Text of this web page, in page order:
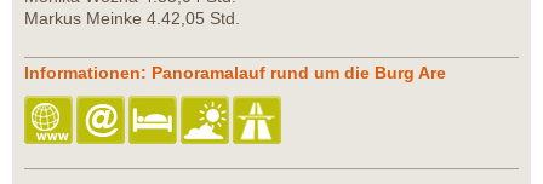
Markus Meinke 4.42,05 Std.
Informationen: Panoramalauf rund um die Burg Are